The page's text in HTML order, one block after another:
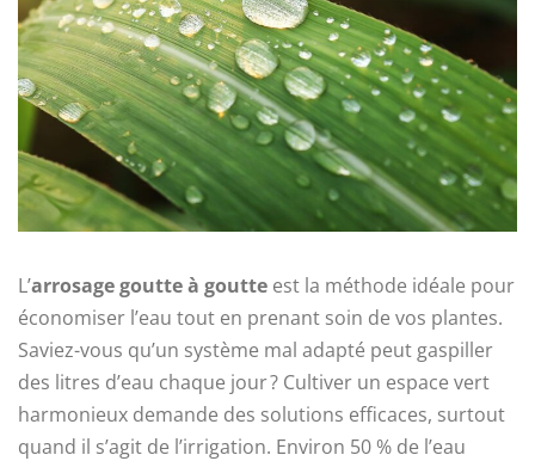
L’arrosage goutte à goutte est la méthode idéale pour
économiser l’eau tout en prenant soin de vos plantes.
Saviez-vous qu’un système mal adapté peut gaspiller
des litres d’eau chaque jour ? Cultiver un espace vert
harmonieux demande des solutions efficaces, surtout
quand il s’agit de l’irrigation. Environ 50 % de l’eau